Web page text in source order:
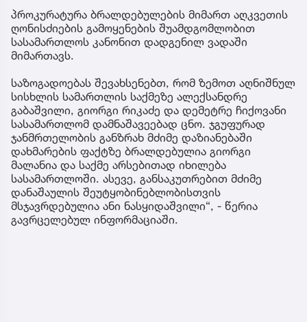
პროკურატურა ბრალდებულების მიმართ აღკვეთის
ღონისძიების გამოყენების შუამდგომლობით
სასამართლოს კანონით დადგენილ ვადაში
მიმართავს.
საზოგადოებას შევახსენებთ, რომ ზემოთ აღნიშნულ
სისხლის სამართლის საქმეზე ალექსანდრე
გაბაშვილი, გიორგი რიკაძე და დემეტრე ჩიქოვანი
სასამართლომ დამნაშავეებად ცნო. ჯგუფურად
ჯანმრთელობის განზრახ მძიმე დაზიანებაში
დახმარების ფაქტზე ბრალდებულია გიორგი
მალანია და საქმე არსებითად იხილება
სასამართლოში. ასევე, განსაკუთრებით მძიმე
დანაშაულის შეუტყობინებლობისთვის
მსჯავრდებულია ანი ნასყიდაშვილი“, - წერია
გავრცელებულ ინფორმაციაში.